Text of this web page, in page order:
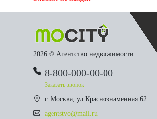
2026 © Агентство недвижимости
8-800-000-00-00
Заказать звонок
г. Москва, ул.Краснознаменная 62
agentstvo@mail.ru